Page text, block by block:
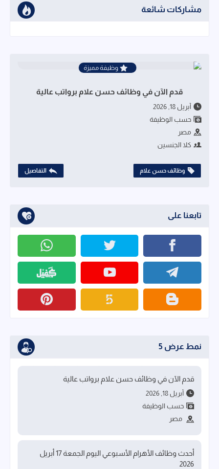
مشاركات شائعة
وظيفة مميزة
قدم الآن في وظائف حسن علام برواتب عالية
أبريل 18, 2026
حسب الوظيفة
مصر
كلا الجنسين
وظائف حسن علام التفاصيل
تابعنا على
نمط عرض 5
قدم الآن في وظائف حسن علام برواتب عالية
أبريل 18, 2026
حسب الوظيفة
مصر
أحدث وظائف الأهرام الأسبوعي اليوم الجمعة 17 أبريل
2026